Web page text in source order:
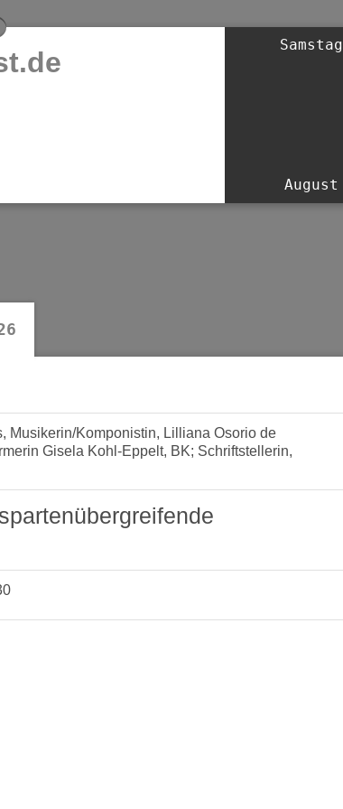
Samstag
August
Musikerin/Komponistin, Lilliana Osorio de
Gisela Kohl-Eppelt, BK; Schriftstellerin,